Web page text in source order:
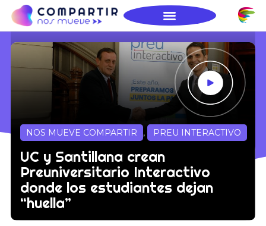
NOS MUEVE COMPARTIR , PREU INTERACTIVO
UC y Santillana crean
Preuniversitario Interactivo
donde los estudiantes dejan
“huella”